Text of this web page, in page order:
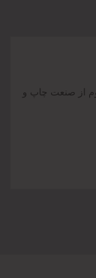
از صنعت چاپ و